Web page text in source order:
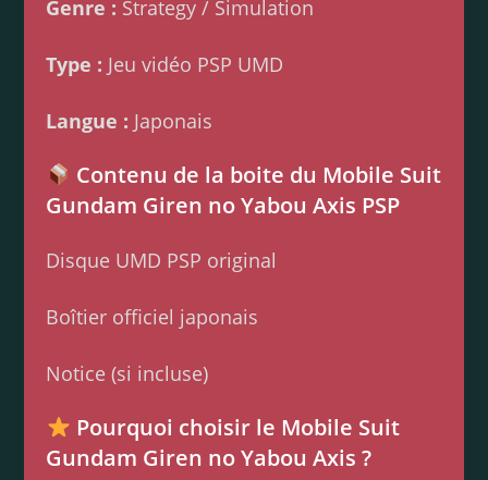
Genre : Strategy / Simulation
Type : Jeu vidéo PSP UMD
Langue : Japonais
Contenu de la boite du Mobile Suit
Gundam Giren no Yabou Axis PSP
Disque UMD PSP original
Boîtier officiel japonais
Notice (si incluse)
Pourquoi choisir le Mobile Suit
Gundam Giren no Yabou Axis ?